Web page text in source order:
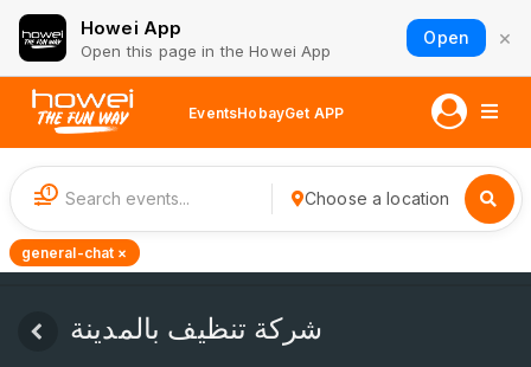
Howei App
Open this page in the Howei App
Open ×
EventsHobayGet APP
1 Choose a location
general-chat ×
شركة تنظيف بالمدينة